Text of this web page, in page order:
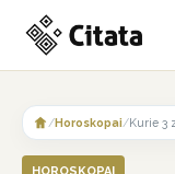
content
/Horoskopai/